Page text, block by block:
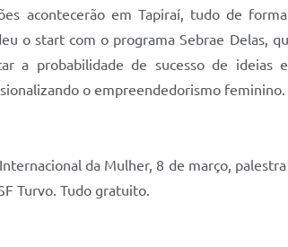
acontecerão em Tapiraí, tudo de
o start com o programa Sebrae Delas,
a probabilidade de sucesso de ideias
o empreendedorismo feminino.
da Mulher, 8 de março,
Turvo. Tudo gratuito.